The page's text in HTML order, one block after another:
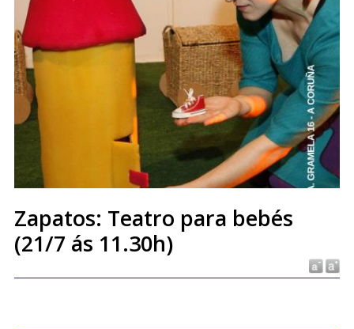
Zapatos: Teatro para bebés
(21/7 ás 11.30h)